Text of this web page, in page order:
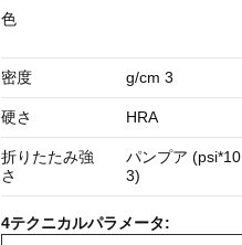
色
密度 g/cm 3
硬さ HRA
折りたたみ強
さ
パンプア (psi*10
3)
4テクニカルパラメータ: